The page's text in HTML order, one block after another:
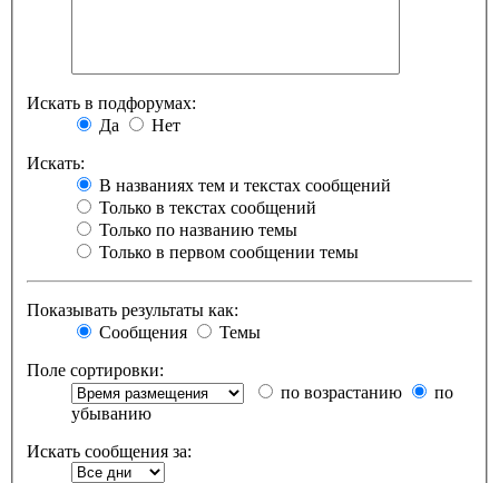
Искать в подфорумах:
Да
Нет
Искать:
В названиях тем и текстах сообщений
Только в текстах сообщений
Только по названию темы
Только в первом сообщении темы
Показывать результаты как:
Сообщения
Темы
Поле сортировки:
по возрастанию
по
убыванию
Искать сообщения за: